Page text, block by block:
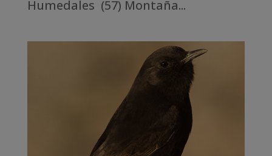
Humedales (57) Montaña...